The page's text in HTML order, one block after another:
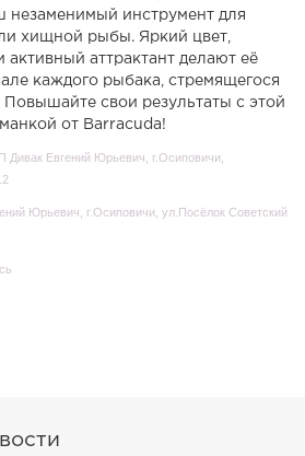
незаменимый инструмент для
хищной рыбы. Яркий цвет,
аттрактант делают её
каждого рыбака, стремящегося
свои результаты с этой
от Barracuda!
Евгений Юрьевич, г.Осиповичи,
Юрьевич, г.Осиповичи, ул.Посёлок Советский